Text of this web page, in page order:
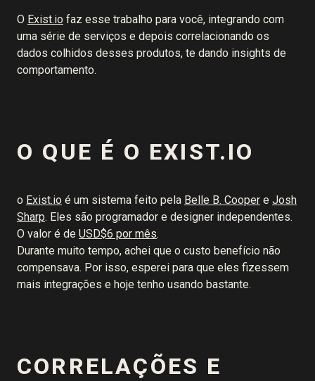
O Exist.io faz esse trabalho para você, integrando com
uma série de serviços e depois correlacionando os
dados colhidos desses produtos, te dando insights de
comportamento.
O QUE É O EXIST.IO
o Exist.io é um sistema feito pela Belle B. Cooper e Josh
Sharp. Eles são programador e designer independentes.
O valor é de USD$6 por mês.
Durante muito tempo, achei que o custo benefício não
compensava. Por isso, esperei para que eles fizessem
mais integrações e hoje tenho usando bastante.
CORRELAÇÕES E